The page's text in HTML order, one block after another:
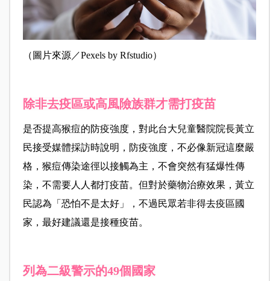
（圖片來源／Pexels by Rfstudio）
除非去疫區或高風險族群才需打疫苗
是否提高猴痘的防疫強度，對此台大兒童醫院院長黃立
民接受媒體採訪時說明，防疫強度，不必像新冠這麼嚴
格，猴痘傳染途徑以接觸為主，不會突然有猛爆性傳
染，不需要人人都打疫苗。但對於藥物治療效果，黃立
民認為「恐怕不是太好」，不過民眾若非得去疫區國
家，最好建議還是接種疫苗。
列為二級警示的49個國家